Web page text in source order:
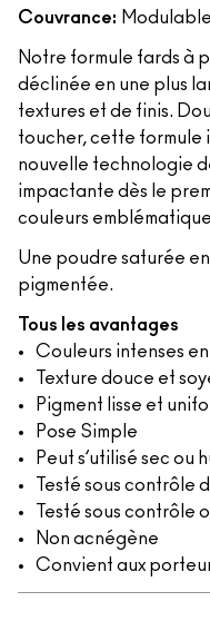
Couvrance: Modulable
Notre formule fards à
déclinée en une plus
textures et de finis.
toucher, cette formule
nouvelle technologie
impactante dès le
couleurs
Une poudre saturée
pigmentée.
Tous les avantages
Couleurs intenses
Texture douce et
Pigment lisse et
Pose Simple
Peut s’utilisé sec ou
Testé sous contrôle
Testé sous contrôle
Non acnégène
Convient aux